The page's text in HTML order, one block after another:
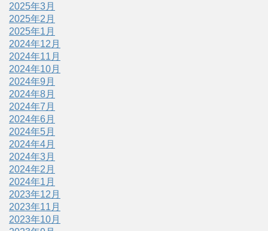
2025年3月
2025年2月
2025年1月
2024年12月
2024年11月
2024年10月
2024年9月
2024年8月
2024年7月
2024年6月
2024年5月
2024年4月
2024年3月
2024年2月
2024年1月
2023年12月
2023年11月
2023年10月